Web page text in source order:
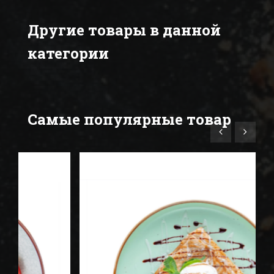
Другие товары в данной
категории
Самые популярные товар